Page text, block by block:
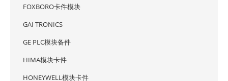
FOXBORO卡件模块
GAI TRONICS
GE PLC模块备件
HIMA模块卡件
HONEYWELL模块卡件